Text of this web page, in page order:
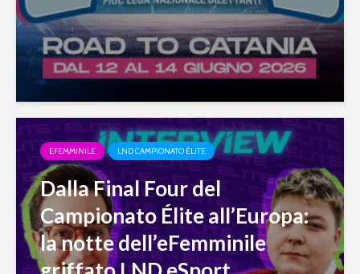
EFEMMINILE LND CAMPIONATO ÉLITE
Dalla Final Four del
Campionato Élite all’Europa:
la notte dell’eFemminile